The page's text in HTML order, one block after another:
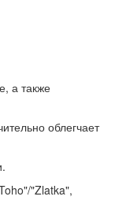
а также
облегчает
"Zlatka",